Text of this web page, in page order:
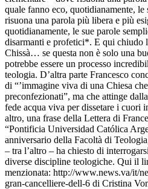
quale fanno eco, quotidianamente,
risuona una parola più libera e più
quotidianamente, le sue parole
disarmanti e profetici*. E qui chiudo
Chissà… se questa non è solo una
potrebbe essere un processo
teologia. D’altra parte Francesco
di “’immagine viva di una Chiesa
preconfezionati”, ma che attinge
fede acqua viva per dissetare i cuori
altro, una frase della Lettera di
“Pontificia Universidad Católica
anniversario della Facoltà di
– tra l’altro – ha chiesto di
diverse discipline teologiche. Qui il
menzionata: http://www.news.va/it/
gran-cancelliere-dell-6 di Cristina